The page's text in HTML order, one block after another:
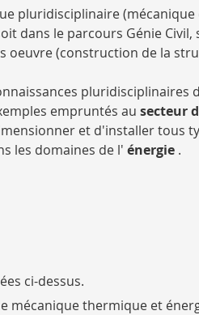
pluridisciplinaire
dans le parcours Génie Civil,
oeuvre (construction de la
pluridisciplinaires
empruntés au secteur
et d'installer tous
les domaines de l' énergie .
ci-dessus.
mécanique thermique et